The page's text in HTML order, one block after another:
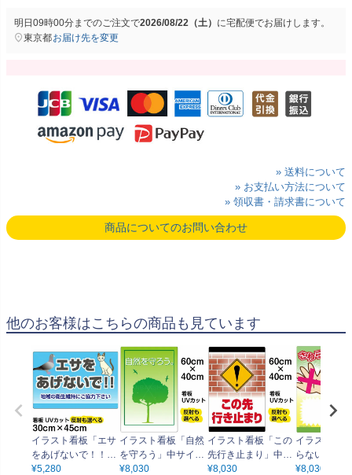
明日09時00分までのご注文で2026/08/22（土） に宅配便でお届けします。
東京都お届け先を変更
» 送料について
» お支払い方法について
» 領収書・請求書について
商品についてのお問い合わせ
他のお客様はこちらの商品も見ています
イラスト看板「エサ
をあげないで！！」
小サイズ（45cm×30
¥5,280
イラスト看板「自然
を守ろう」中サイズ
（60cm×40cm） 取
¥8,030
イラスト看板「この
先行き止まり」中サ
イズ（60cm×40c
¥8,030
イラスト看
らないで！
ズ（
¥8,030